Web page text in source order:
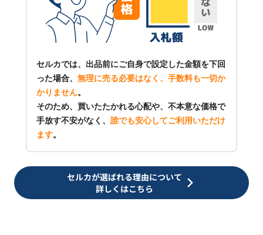
セルカでは、出品前にご自身で設定した金額を下回
った場合、 無理に売る必要はなく、手数料も一切か
かりません。
そのため、買いたたかれる心配や、不本意な価格で
手放す不安がなく、 誰でも安心してご利用いただけ
ます。
セルカが選ばれる理由について
詳しくはこちら